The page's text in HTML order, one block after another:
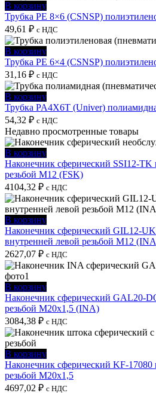
В корзину
Трубка PE 8×6 (CSNSP)
49,61 ₽ с НДС
В корзину
Трубка PE 6×4 (CSNSP)
31,16 ₽ с НДС
В корзину
Трубка PA4X6T (Univer)
54,32 ₽ с НДС
Недавно просмотренные товары
В корзину
Наконечник сферический SSI12-
резьбой M12 (FSK)
4104,32 ₽ с НДС
В корзину
Наконечник сферический GIL12-
внутренней левой резьбой M12
2627,07 ₽ с НДС
В корзину
Наконечник сферический GAL20-
резьбой M20x1,5 (INA)
3084,38 ₽ с НДС
В корзину
Наконечник сферический KF-
резьбой M20x1,5
4697,02 ₽ с НДС